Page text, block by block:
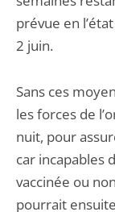
prévue en
2 juin.
Sans ces
les forces de
nuit, pour
car incapables
vaccinée ou
pourrait